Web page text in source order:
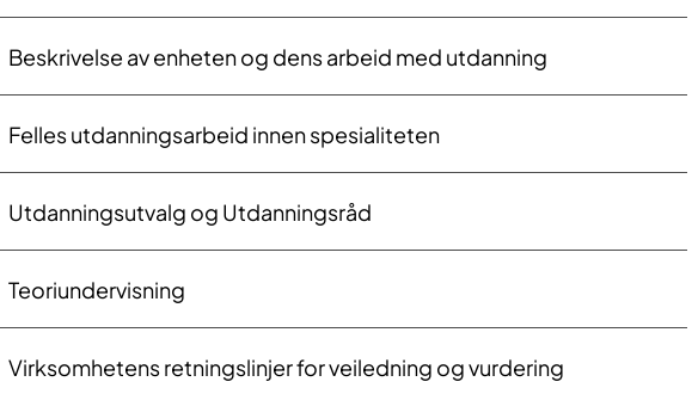
Beskrivelse av enheten og dens arbeid med utdanning
​Felles utdanningsarbeid innen spesialiteten
Utdanningsutvalg og Utdanningsråd
Teoriundervisning
Virksomhetens retningslinjer for veiledning og vurdering